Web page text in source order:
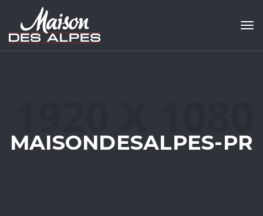
MAISONDESALPES-PR